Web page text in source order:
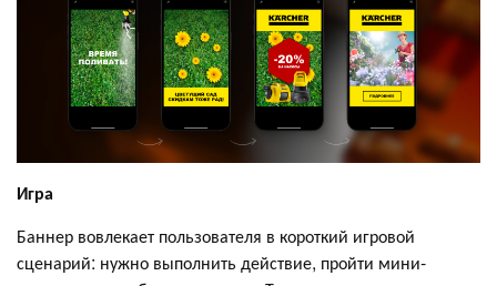
Игра
Баннер вовлекает пользователя в короткий игровой
сценарий: нужно выполнить действие, пройти мини-